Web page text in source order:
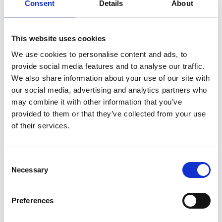
Consent Details About
This website uses cookies
We use cookies to personalise content and ads, to
provide social media features and to analyse our traffic.
We also share information about your use of our site with
our social media, advertising and analytics partners who
may combine it with other information that you’ve
provided to them or that they’ve collected from your use
of their services.
Selection
Necessary
Preferences
April 2, 2025
Ensures Better Sleep for Babies
Ensures Better Sleep for Babies
Lue lisää